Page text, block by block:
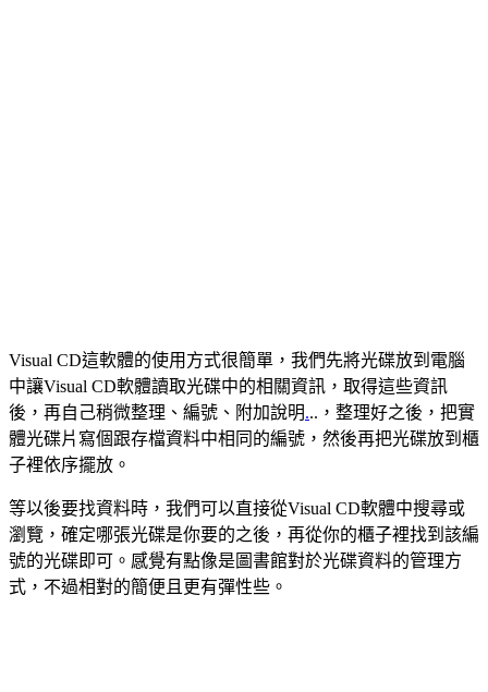
Visual CD這軟體的使用方式很簡單，我們先將光碟放到電腦
中讓Visual CD軟體讀取光碟中的相關資訊，取得這些資訊
後，再自己稍微整理、編號、附加說明...，整理好之後，把實
體光碟片寫個跟存檔資料中相同的編號，然後再把光碟放到櫃
子裡依序擺放。
等以後要找資料時，我們可以直接從Visual CD軟體中搜尋或
瀏覽，確定哪張光碟是你要的之後，再從你的櫃子裡找到該編
號的光碟即可。感覺有點像是圖書館對於光碟資料的管理方
式，不過相對的簡便且更有彈性些。